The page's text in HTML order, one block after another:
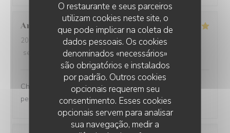
O restaurante e seus parceiros
utilizam cookies neste site, o
que pode implicar na coleta de
dados pessoais. Os cookies
denominados «necessários»
são obrigatórios e instalados
por padrão. Outros cookies
opcionais requerem seu
consentimento. Esses cookies
opcionais servem para analisar
sua navegação, medir a
Anaïs
2026-07-23
- 12:15 - guests 9
service
ambience:5/5 menu:5/5 quality_price
Charmant restaurant niché à Lessines. Menu exquis et
personnel adorable, n'hésitez pas !